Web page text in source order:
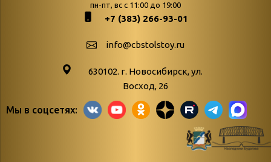
podvedenie-itogov-festivalya-
paskhalnaya-palitra
Библионочь – как ярмарка точь-в-
поступлений
Война. Народ.
живые»
«Мне всё
снятся
пн-пт, вс с 11:00 до 19:00
+7 (383) 266-93-01
info@cbstolstoy.ru
630102. г. Новосибирск, ул.
Восход, 26
Мы в соцсетях: